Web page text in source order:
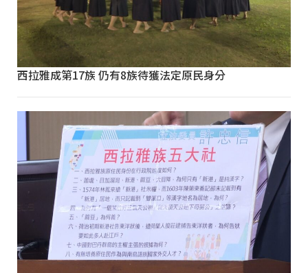
西拉雅成第17族 仍有8族待獲法定原民身分